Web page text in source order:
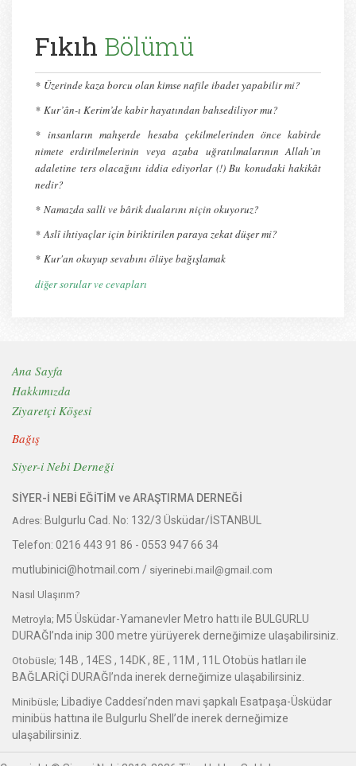
Fıkıh Bölümü
* Üzerinde kaza borcu olan kimse nafile ibadet yapabilir mi?
* Kur’ân-ı Kerim’de kabir hayatından bahsediliyor mu?
* insanların mahşerde hesaba çekilmelerinden önce kabirde
nimete erdirilmelerinin veya azaba uğratılmalarının Allah’ın
adaletine ters olacağını iddia ediyorlar (!) Bu konudaki hakikât
nedir?
* Namazda salli ve bârik dualarını niçin okuyoruz?
* Aslî ihtiyaçlar için biriktirilen paraya zekat düşer mi?
* Kur'an okuyup sevabını ölüye bağışlamak
diğer sorular ve cevapları
Ana Sayfa
Hakkımızda
Ziyaretçi Köşesi
Bağış
Siyer-i Nebi Derneği
SİYER-İ NEBİ EĞİTİM ve ARAŞTIRMA DERNEĞİ
Adres: Bulgurlu Cad. No: 132/3 Üsküdar/İSTANBUL
Telefon: 0216 443 91 86 - 0553 947 66 34
mutlubinici@hotmail.com / siyerinebi.mail@gmail.com
Nasıl Ulaşırım?
Metroyla; M5 Üsküdar-Yamanevler Metro hattı ile BULGURLU
DURAĞI’nda inip 300 metre yürüyerek derneğimize ulaşabilirsiniz.
Otobüsle; 14B , 14ES , 14DK , 8E , 11M , 11L Otobüs hatları ile
BAĞLARİÇİ DURAĞI’nda inerek derneğimize ulaşabilirsiniz.
Minibüsle; Libadiye Caddesi’nden mavi şapkalı Esatpaşa-Üsküdar
minibüs hattına ile Bulgurlu Shell’de inerek derneğimize
ulaşabilirsiniz.